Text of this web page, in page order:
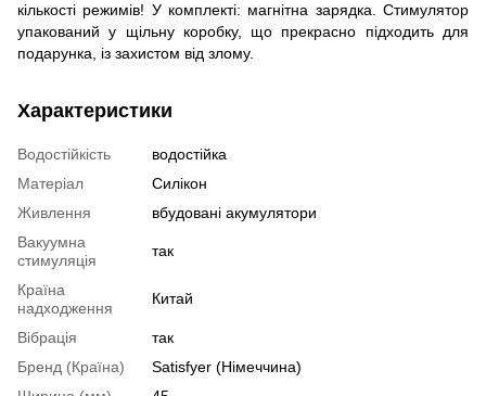
кількості режимів! У комплекті: магнітна зарядка. Стимулятор
упакований у щільну коробку, що прекрасно підходить для
подарунка, із захистом від злому.
Характеристики
Водостійкість
водостійка
Матеріал
Силікон
Живлення
вбудовані акумулятори
Вакуумна
стимуляція
так
Країна
надходження
Китай
Вібрація
так
Бренд (Країна)
Satisfyer (Німеччина)